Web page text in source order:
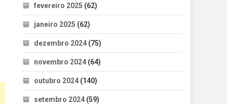
fevereiro 2025 (62)
janeiro 2025 (62)
dezembro 2024 (75)
novembro 2024 (64)
outubro 2024 (140)
setembro 2024 (59)